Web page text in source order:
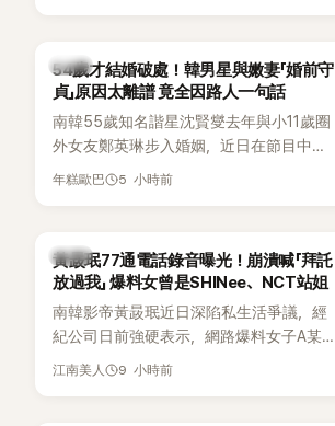
音樂，意外掀起韓網討論。
韓星
54歲才結婚破處！韓男星與嫩妻「婚前守
貞」原因太離譜 竟全因路人一句話
南韓55歲知名諧星沈賢燮去年與小11歲圈
外女友鄭英琳步入婚姻，近日在節目中分
享與妻子的戀愛故事，笑稱兩人原本想享
前一直堅守「婚前守貞」的原因之一。
年糕歐巴 5 小時前
韓星
黃晸珉77通電話錄音曝光！崩潰喊「拜託
放過我」 爆料女曾是SHINee、NCT站姐
南韓影帝黃晸珉近日深陷私生活爭議，經
紀公司日前強硬表示，網路爆料女子A某涉
嫌長期跟蹤黃晸珉，已正式採取法律行
江南美人 9 小時前